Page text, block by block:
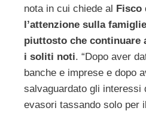
nota in cui chiede al Fisco
l’attenzione sulla
piuttosto che continuare
i soliti noti. “Dopo aver
banche e imprese e dopo
salvaguardato gli interessi
evasori tassando solo per